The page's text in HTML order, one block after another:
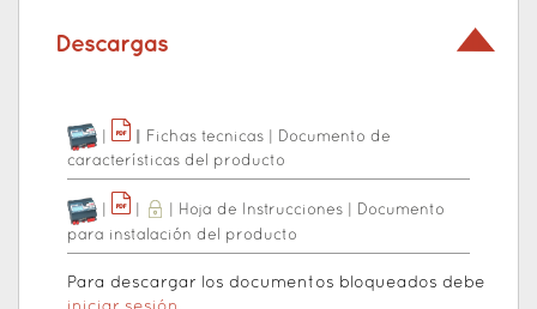
Descargas
Fichas tecnicas
Documento de
características del producto
Hoja de Instrucciones
Documento
para instalación del producto
Para descargar los documentos bloqueados debe